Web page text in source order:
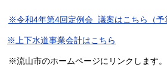
※令和4年第4回定例会 議案はこちら（予
※上下水道事業会計はこちら
※流山市のホームページにリンクします。